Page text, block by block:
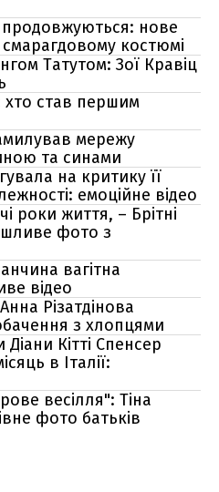
нове
костюмі
Татутом: Зої Кравіц
хто став першим
мережу
та синами
на критику її
емоційне відео
роки життя, – Брітні
фото з
вагітна
відео
Різатдінова
з хлопцями
Кітті Спенсер
в Італії:
весілля": Тіна
фото батьків